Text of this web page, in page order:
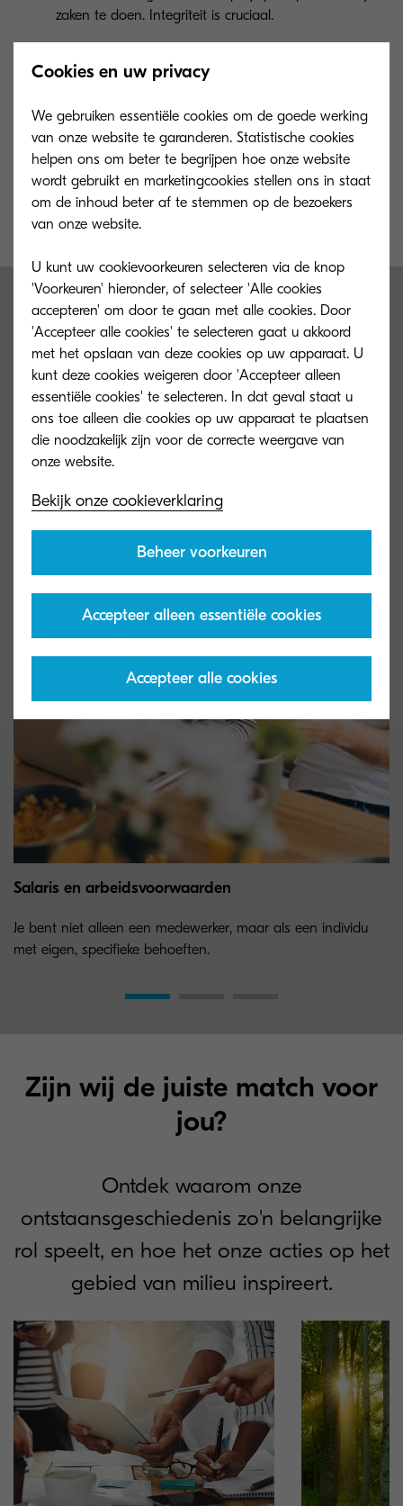
zaken te doen. Integriteit is cruciaal.
Wij geven oprecht om onze klanten, nemen de tijd
om ze te begrijpen en zetten ze op de eerste plaats.
Waarom KYOCERA?
Waarom zou je KYOCERA als werkgever willen?
Salaris en arbeidsvoorwaarden
Je bent niet alleen een medewerker, maar als een individu
met eigen, specifieke behoeften.
Zijn wij de juiste match voor
jou?
Ontdek waarom onze
ontstaansgeschiedenis zo'n belangrijke
rol speelt, en hoe het onze acties op het
gebied van milieu inspireert.
Cookies en uw privacy
We gebruiken essentiële cookies om de goede werking
van onze website te garanderen. Statistische cookies
helpen ons om beter te begrijpen hoe onze website
wordt gebruikt en marketingcookies stellen ons in staat
om de inhoud beter af te stemmen op de bezoekers
van onze website.
U kunt uw cookievoorkeuren selecteren via de knop
'Voorkeuren' hieronder, of selecteer 'Alle cookies
accepteren' om door te gaan met alle cookies. Door
'Accepteer alle cookies' te selecteren gaat u akkoord
met het opslaan van deze cookies op uw apparaat. U
kunt deze cookies weigeren door 'Accepteer alleen
essentiële cookies' te selecteren. In dat geval staat u
ons toe alleen die cookies op uw apparaat te plaatsen
die noodzakelijk zijn voor de correcte weergave van
Bekijk onze cookieverklaring
Beheer voorkeuren
Accepteer alleen essentiële cookies
Accepteer alle cookies